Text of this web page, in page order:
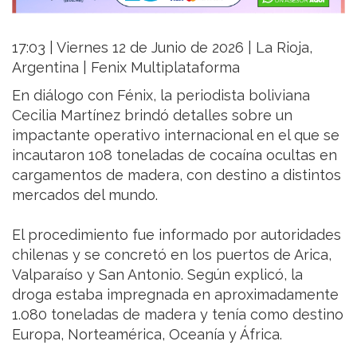
17:03 | Viernes 12 de Junio de 2026 | La Rioja,
Argentina | Fenix Multiplataforma
En diálogo con Fénix, la periodista boliviana
Cecilia Martínez brindó detalles sobre un
impactante operativo internacional en el que se
incautaron 108 toneladas de cocaína ocultas en
cargamentos de madera, con destino a distintos
mercados del mundo.
El procedimiento fue informado por autoridades
chilenas y se concretó en los puertos de Arica,
Valparaíso y San Antonio. Según explicó, la
droga estaba impregnada en aproximadamente
1.080 toneladas de madera y tenía como destino
Europa, Norteamérica, Oceanía y África.